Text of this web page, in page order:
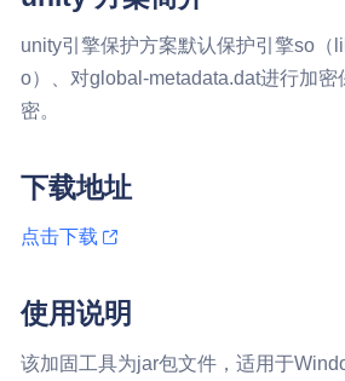
unity引擎保护方案默认保护引擎so（
o）、对global-metadata.dat进行加密
密。
下载地址
点击下载
使用说明
该加固工具为jar包文件，适用于